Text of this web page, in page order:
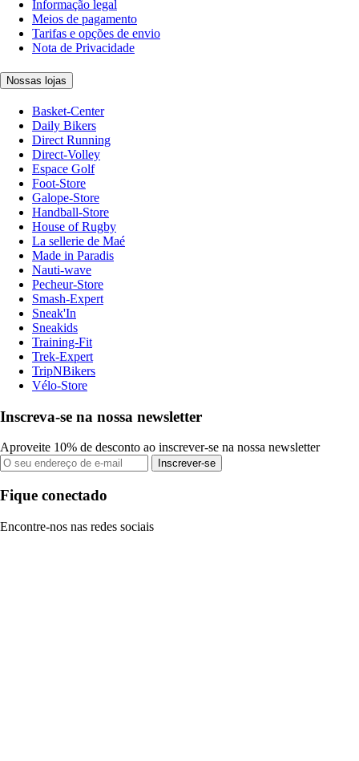
Informação legal
Meios de pagamento
Tarifas e opções de envio
Nota de Privacidade
Nossas lojas
Basket-Center
Daily Bikers
Direct Running
Direct-Volley
Espace Golf
Foot-Store
Galope-Store
Handball-Store
House of Rugby
La sellerie de Maé
Made in Paradis
Nauti-wave
Pecheur-Store
Smash-Expert
Sneak'In
Sneakids
Training-Fit
Trek-Expert
TripNBikers
Vélo-Store
Inscreva-se na nossa newsletter
Aproveite 10% de desconto ao inscrever-se na nossa newsletter
Inscrever-se
Fique conectado
Encontre-nos nas redes sociais